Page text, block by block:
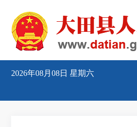
2026年08月08日 星期六